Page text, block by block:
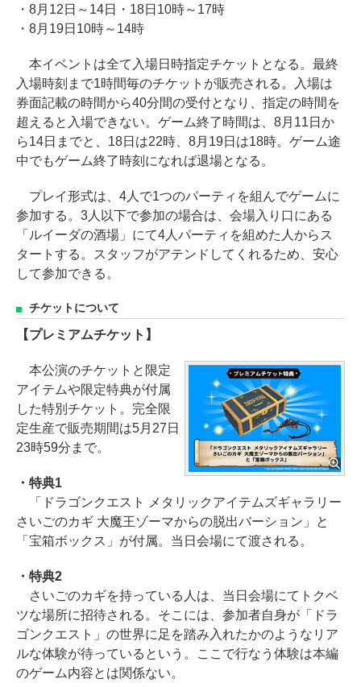
・8月12日～14日・18日10時～17時
・8月19日10時～14時
本イベントは全て入場日時指定チケットとなる。最終
入場時刻まで1時間毎のチケットが販売される。入場は
券面記載の時間から40分間の受付となり、指定の時間を
超えると入場できない。ゲーム終了時間は、8月11日か
ら14日までと、18日は22時、8月19日は18時。ゲーム途
中でもゲーム終了時刻になれば退場となる。
プレイ形式は、4人で1つのパーティを組んでゲームに
参加する。3人以下で参加の場合は、会場入り口にある
「ルイーダの酒場」にて4人パーティを組めた人からス
タートする。スタッフがアテンドしてくれるため、安心
して参加できる。
チケットについて
【プレミアムチケット】
本公演のチケットと限定
アイテムや限定特典が付属
した特別チケット。完全限
定生産で販売期間は5月27日
23時59分まで。
・特典1
「ドラゴンクエスト メタリックアイテムズギャラリー
さいごのカギ 大魔王ゾーマからの脱出バーション」と
「宝箱ボックス」が付属。当日会場にて渡される。
・特典2
さいごのカギを持っている人は、当日会場にてトクベ
ツな場所に招待される。そこには、参加者自身が「ドラ
ゴンクエスト」の世界に足を踏み入れたかのようなリア
ルな体験が待っているという。ここで行なう体験は本編
のゲーム内容とは関係ない。